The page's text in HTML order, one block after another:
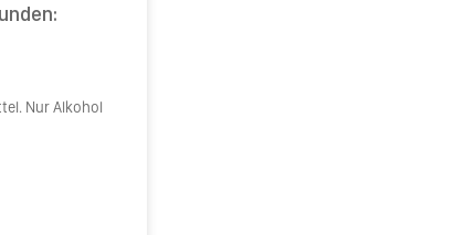
Nur Alkohol